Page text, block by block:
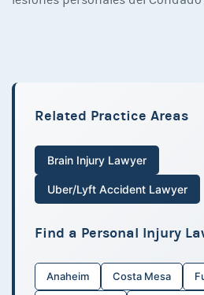
Related Practice Areas
Brain Injury Lawyer
Uber/Lyft Accident Lawyer
Find a Personal Injury
Anaheim Costa Mesa